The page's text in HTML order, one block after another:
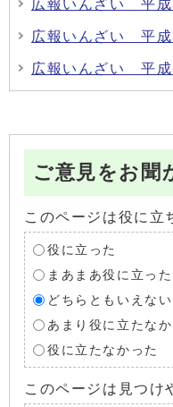
広報いんざい 平
広報いんざい 平
広報いんざい 平
ご意見をお聞
このページは役に立
役に立った
まあまあ役に立った
どちらともいえない
あまり役に立たなか
役に立たなかった
このページは見つけ